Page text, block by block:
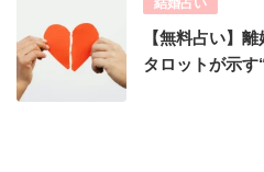
【無料占い】
タロットが示す